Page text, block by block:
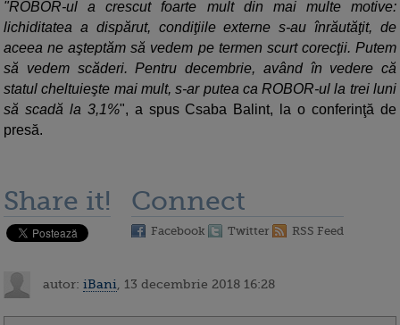
"ROBOR-ul a crescut foarte mult din mai multe motive:
lichiditatea a dispărut, condiţiile externe s-au înrăutăţit, de
aceea ne aşteptăm să vedem pe termen scurt corecţii. Putem
să vedem scăderi. Pentru decembrie, având în vedere că
statul cheltuieşte mai mult, s-ar putea ca ROBOR-ul la trei luni
să scadă la 3,1%", a spus Csaba Balint, la o conferinţă de
presă.
Share it! Connect
Facebook Twitter RSS Feed
autor: iBani , 13 decembrie 2018 16:28